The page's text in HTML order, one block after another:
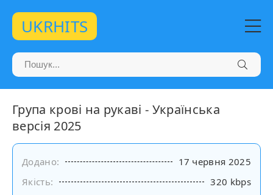
UKRHITS
Група крові на рукаві - Українська
версія 2025
Додано:
17 червня 2025
Якість:
320 kbps